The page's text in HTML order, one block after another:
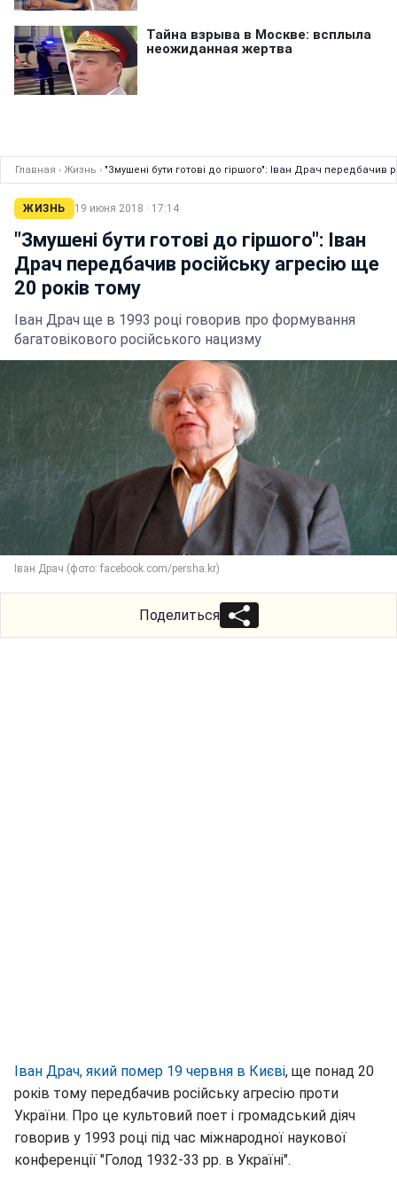
Главная › Жизнь › "Змушені бути готові до гіршого": Іван Драч передбачив
ЖИЗНЬ 19 июня 2018 · 17:14
"Змушені бути готові до гіршого": Іван
Драч передбачив російську агресію ще
20 років тому
Іван Драч ще в 1993 році говорив про формування
багатовікового російського нацизму
Іван Драч (фото: facebook.com/persha.kr)
Поделиться
Іван Драч, який помер 19 червня в Києві, ще понад 20
років тому передбачив російську агресію проти
України. Про це культовий поет і громадський діяч
говорив у 1993 році під час міжнародної наукової
конференції "Голод 1932-33 рр. в Україні".